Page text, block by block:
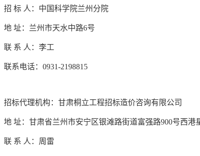
招 标 人：中国科学院兰州分院
地 址：兰州市天水中路6号
联 系 人： 李工
联系电话： 0931-2198815
招标代理机构：甘肃桐立工程招标造价咨询有限公司
地 址：甘肃省兰州市安宁区银滩路街道富强路900号西港
联 系 人：周雷